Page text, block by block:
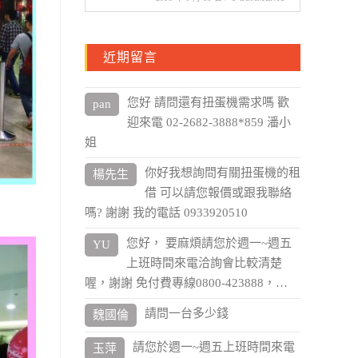
近期留言
pan
您好 請問還有扭蛋機需求嗎 歡
迎來電 02-2682-3888*859 潘小
姐
楊先生
你好我想詢問有關扭蛋機的租
借 可以請您報價或跟我聯絡
嗎? 謝謝 我的電話 0933920510
YU
您好， 要麻煩請您於週一~週五
上班時間來電洽詢會比較清楚
喔，謝謝 免付費專線0800-423888，…
魏國倫 請問一台多少錢
玉萍 請您於週一~週五上班時間來電